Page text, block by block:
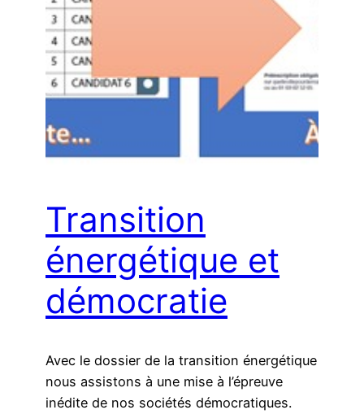
Transition
énergétique et
démocratie
Avec le dossier de la transition énergétique
nous assistons à une mise à l’épreuve
inédite de nos sociétés démocratiques.